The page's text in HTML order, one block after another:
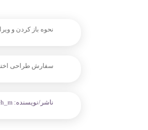
نحوه باز کردن و
سفارش طراحی
ناشر/نویسنده: